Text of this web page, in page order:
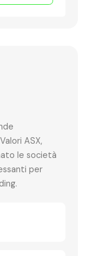
ASX,
le società
per